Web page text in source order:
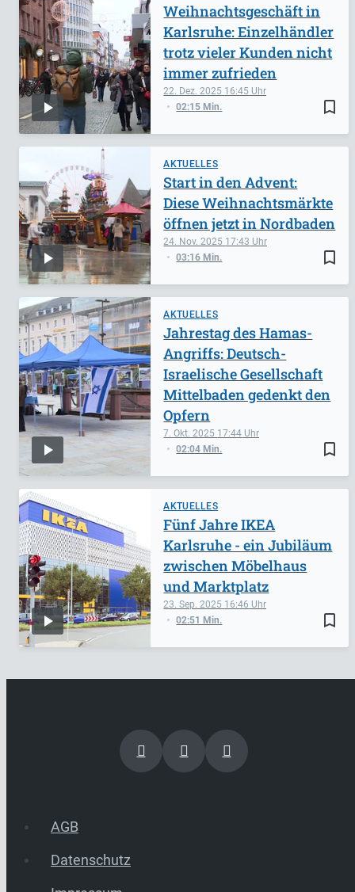
bookmark_border
22. Dez. 2025 16:45
02:15 Min.
Weihnachtsgeschäft in
Karlsruhe: Einzelhändler
trotz vieler Kunden nicht
immer zufrieden
AKTUELLES
bookmark_border
24. Nov. 2025 17:43
03:16 Min.
Start in den Advent:
Diese Weihnachtsmärkte
öffnen jetzt in Nordbaden
AKTUELLES
bookmark_border
7. Okt. 2025 17:44
02:04 Min.
Jahrestag des Hamas-
Angriffs: Deutsch-
Israelische Gesellschaft
Mittelbaden gedenkt den
Opfern
AKTUELLES
bookmark_border
23. Sep. 2025 16:46
02:51 Min.
Fünf Jahre IKEA
Karlsruhe - ein Jubiläum
zwischen Möbelhaus
und Marktplatz
AGB
Datenschutz